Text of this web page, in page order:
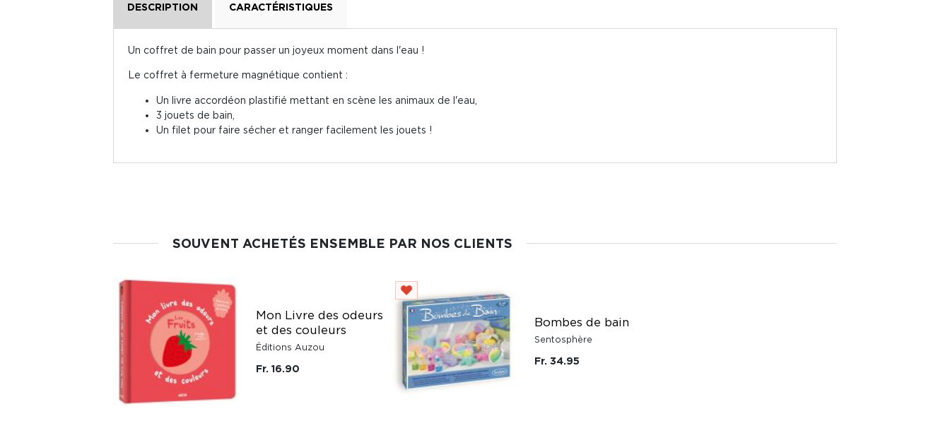
DESCRIPTION CARACTÉRISTIQUES
Un coffret de bain pour passer un joyeux moment dans l'eau !
Le coffret à fermeture magnétique contient :
Un livre accordéon plastifié mettant en scène les animaux de l'eau,
3 jouets de bain,
Un filet pour faire sécher et ranger facilement les jouets !
SOUVENT ACHETÉS ENSEMBLE PAR NOS CLIENTS
Mon Livre des odeurs
et des couleurs
Éditions Auzou
Fr. 16.90
Bombes de bain
Sentosphère
Fr. 34.95